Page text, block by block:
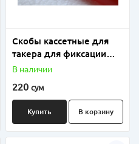
Скобы кассетные для
такера для фиксации
труб напольного
В наличии
220 сум
Купить В корзину